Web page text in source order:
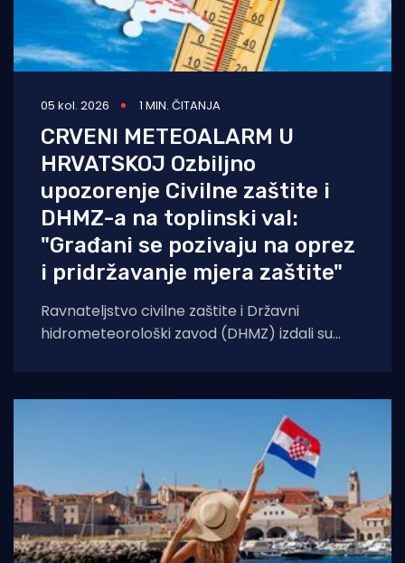
05 kol. 2026 1 MIN. ČITANJA
CRVENI METEOALARM U
HRVATSKOJ Ozbiljno
upozorenje Civilne zaštite i
DHMZ-a na toplinski val:
"Građani se pozivaju na oprez
i pridržavanje mjera zaštite"
Ravnateljstvo civilne zaštite i Državni
hidrometeorološki zavod (DHMZ) izdali su